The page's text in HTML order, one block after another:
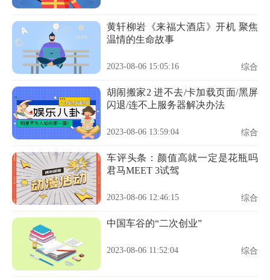
黄轩柳岩《来福大酒店》开机 聚焦
温情的生命故事
2023-08-06 15:05:16 综合
胡闹搬家2 进不去/卡加载页面/黑屏
闪退/连不上服务器解决办法
2023-08-06 13:59:04 综合
车评头条：颜值高就一定是花瓶吗
君马MEET 3试驾
2023-08-06 12:46:15 综合
中国车谷的“二次创业”
2023-08-06 11:52:04 综合